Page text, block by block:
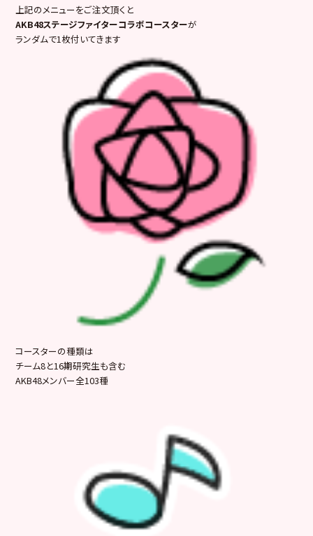
上記のメニューをご注文頂くと
AKB48ステージファイターコラボコースターが
ランダムで1枚付いてきます
コースターの種類は
チーム8と16期研究生も含む
AKB48メンバー全103種